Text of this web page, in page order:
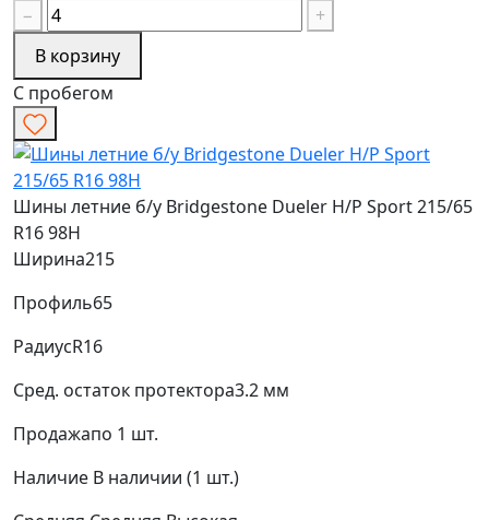
−
+
В корзину
С пробегом
Шины летние б/у Bridgestone Dueler H/P Sport 215/65
R16 98H
Ширина215
Профиль65
РадиусR16
Сред. остаток протектора3.2 мм
Продажапо 1 шт.
Наличие В наличии (1 шт.)